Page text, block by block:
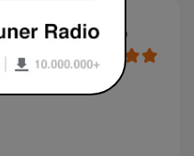
en vivo